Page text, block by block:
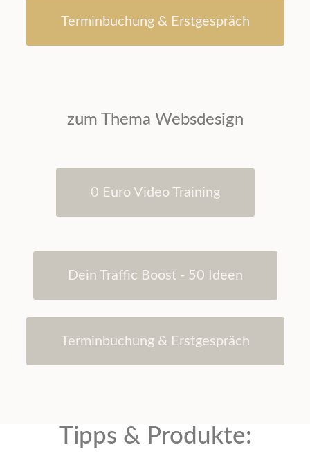
Terminbuchung & Erstgespräch
zum Thema Websdesign
0 Euro Video Training
Dein Traffic Boost - 50 Ideen
Terminbuchung & Erstgespräch
Tipps & Produkte: